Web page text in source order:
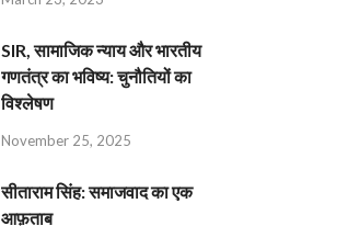
SIR, सामाजिक न्याय और भारतीय
गणतंत्र का भविष्य: चुनौतियों का
विश्लेषण
November 25, 2025
सीताराम सिंह: समाजवाद का एक
आफ़ताब